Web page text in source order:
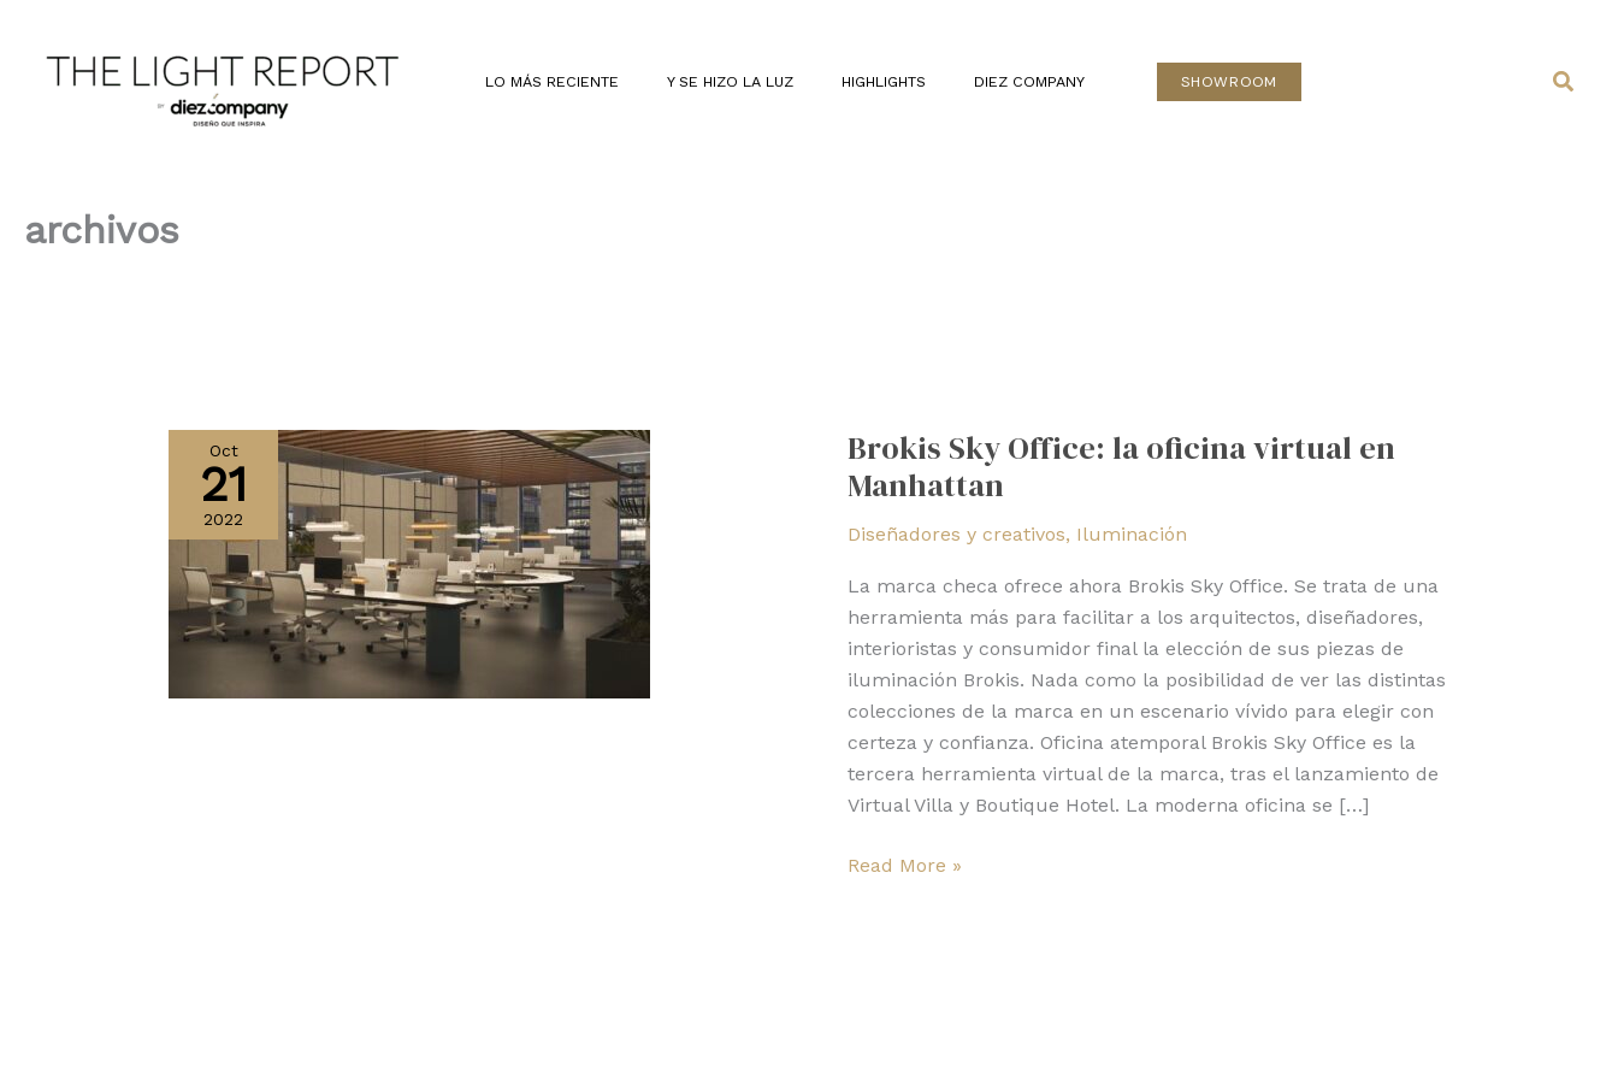
contenido
LO MÁS RECIENTE Y SE HIZO LA LUZ HIGHLIGHTS DIEZ COMPANY SHOWROOM
archivos
Oct
21
2022
Brokis Sky Office: la oficina virtual en
Manhattan
Diseñadores y creativos, Iluminación
La marca checa ofrece ahora Brokis Sky Office. Se trata de una
herramienta más para facilitar a los arquitectos, diseñadores,
interioristas y consumidor final la elección de sus piezas de
iluminación Brokis. Nada como la posibilidad de ver las distintas
colecciones de la marca en un escenario vívido para elegir con
certeza y confianza. Oficina atemporal Brokis Sky Office es la
tercera herramienta virtual de la marca, tras el lanzamiento de
Virtual Villa y Boutique Hotel. La moderna oficina se […]
Office:
la
virtual
Manhattan
Read More »